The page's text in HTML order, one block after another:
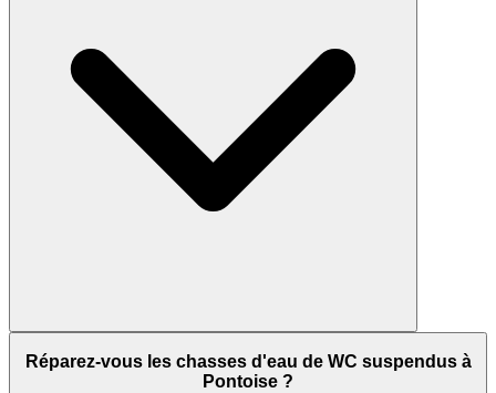
Réparez-vous les chasses d'eau de WC suspendus à
Pontoise ?